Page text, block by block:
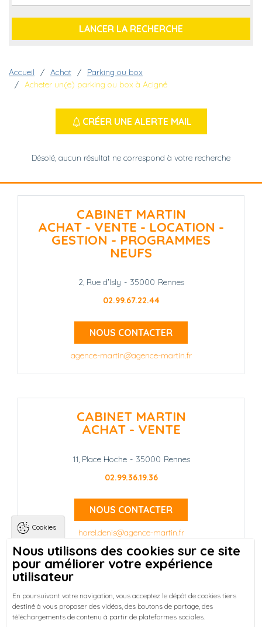
Fil d'Ariane
Accueil Achat
Parking ou box
Acheter un(e) parking ou box à Acigné
CRÉER UNE ALERTE MAIL
Désolé, aucun résultat ne correspond à votre recherche
CABINET MARTIN
ACHAT - VENTE - LOCATION -
GESTION - PROGRAMMES
NEUFS
2, Rue d'Isly - 35000 Rennes
02.99.67.22.44
NOUS CONTACTER
agence-martin@agence-martin.fr
CABINET MARTIN
ACHAT - VENTE
11, Place Hoche - 35000 Rennes
02.99.36.19.36
NOUS CONTACTER
horel.denis@agence-martin.fr
Landing pagesQui sommes-nous ?
-
Réussir votre achat immobilier à Rennes
-
Découvrez nos programmes neufs à Rennes
Entreprises : Bureaux & Commerces
Cookies
Nous utilisons des cookies sur ce site
pour améliorer votre expérience
utilisateur
En poursuivant votre navigation, vous acceptez le dépôt de cookies tiers
destiné à vous proposer des vidéos, des boutons de partage, des
téléchargements de contenu à partir de plateformes sociales.